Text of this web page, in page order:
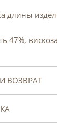
длины
47%,
ВОЗВРАТ